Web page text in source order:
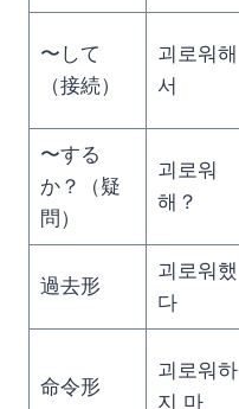
〜して
（接続）
괴로워해
서
〜する
か？（疑
問）
괴로워
해？
過去形
괴로워했
다
命令形
괴로워하
지 마